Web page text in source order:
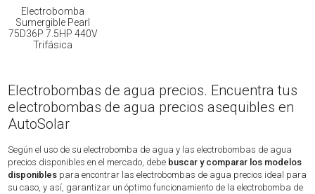
Electrobomba
Sumergible Pearl
75D36P 7.5HP 440V
Trifásica
Electrobombas de agua precios. Encuentra tus
electrobombas de agua precios asequibles en
AutoSolar
Según el uso de su electrobomba de agua y las electrobombas de agua
precios disponibles en el mercado, debe buscar y comparar los modelos
disponibles para encontrar las electrobombas de agua precios ideal para
su caso, y así, garantizar un óptimo funcionamiento de la electrobomba de